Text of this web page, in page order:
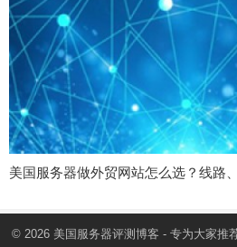
美国服务器做外贸网站怎么选？线路
© 2026 美国服务器评测博客 - 专为大家推